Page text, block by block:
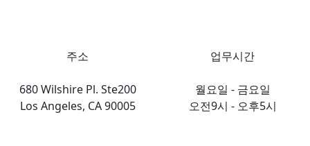
주소
680 Wilshire Pl. Ste200
Los Angeles, CA 90005
업무시간
월요일 - 금요일
오전9시 - 오후5시